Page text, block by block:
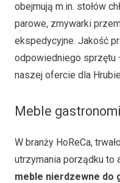
obejmują m.in. stołów
parowe, zmywarki
ekspedycyjne. Jakość
odpowiedniego sprzętu
naszej ofercie dla
Meble
W branży HoReCa,
utrzymania porządku to
meble nierdzewne do